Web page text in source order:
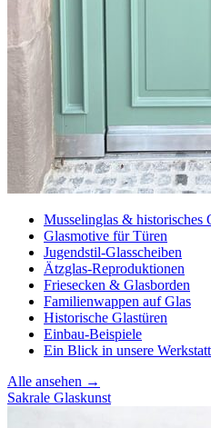
Musselinglas & historisches
Glasmotive für Türen
Jugendstil-Glasscheiben
Ätzglas-Reproduktionen
Friesecken & Glasborden
Familienwappen auf Glas
Historische Glastüren
Einbau-Beispiele
Ein Blick in unsere Werkstatt
Alle ansehen →
Sakrale Glaskunst